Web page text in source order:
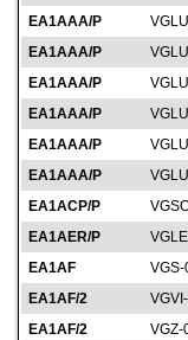
EA1AAA/P
EA1AAA/P
EA1AAA/P
EA1AAA/P
EA1AAA/P
EA1AAA/P
EA1ACP/P
EA1AER/P
EA1AF
EA1AF/2
EA1AF/2
VGZ-